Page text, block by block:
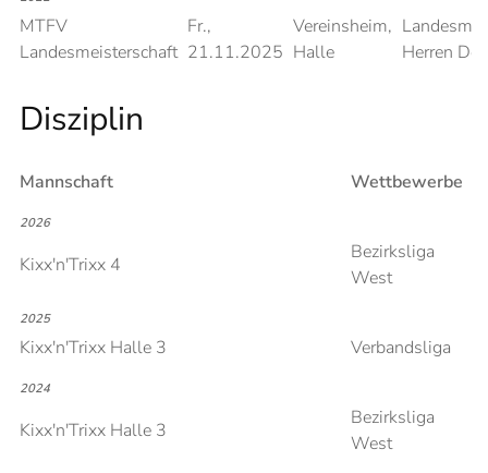
MTFV
Landesmeisterschaft
Fr.,
21.11.2025
Vereinsheim,
Halle
Herren
Disziplin
Mannschaft Wettbewerbe
2026
Kixx'n'Trixx 4
Bezirksliga
West
2025
Kixx'n'Trixx Halle 3 Verbandsliga
2024
Kixx'n'Trixx Halle 3
Bezirksliga
West